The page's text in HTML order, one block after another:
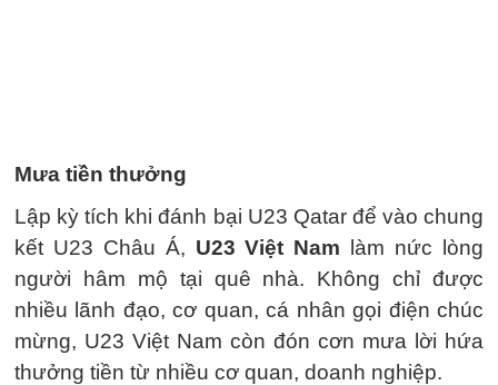
Mưa tiền thưởng
Lập kỳ tích khi đánh bại U23 Qatar để vào chung
kết U23 Châu Á, U23 Việt Nam làm nức lòng
người hâm mộ tại quê nhà. Không chỉ được
nhiều lãnh đạo, cơ quan, cá nhân gọi điện chúc
mừng, U23 Việt Nam còn đón cơn mưa lời hứa
thưởng tiền từ nhiều cơ quan, doanh nghiệp.